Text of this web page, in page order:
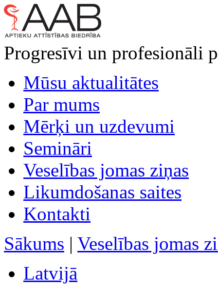
Progresīvi un profesionāli
Mūsu aktualitātes
Par mums
Mērķi un uzdevumi
Semināri
Veselības jomas ziņas
Likumdošanas saites
Kontakti
Sākums | Veselības jomas
Latvijā